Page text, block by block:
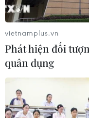
vietnamplus.vn
Phát hiện đối
quân dụng